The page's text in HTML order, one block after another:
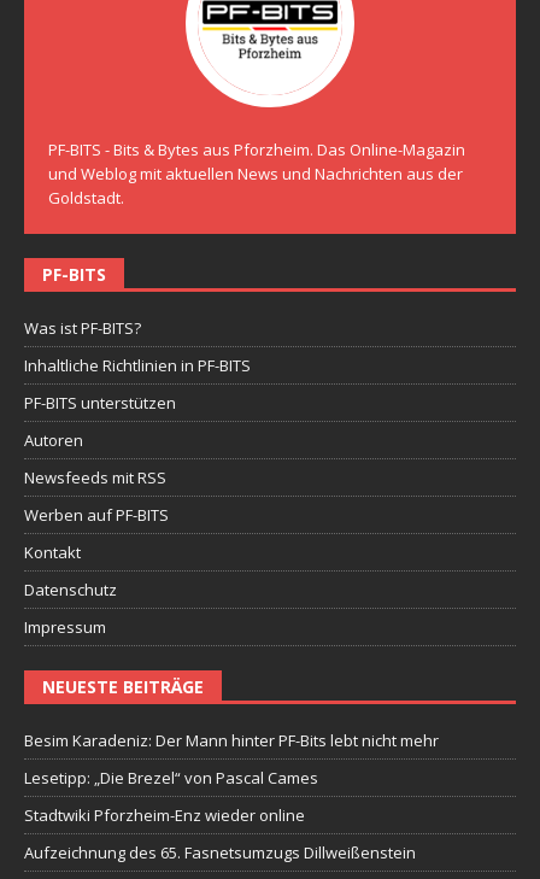
PF-BITS - Bits & Bytes aus Pforzheim. Das Online-Magazin
und Weblog mit aktuellen News und Nachrichten aus der
Goldstadt.
PF-BITS
Was ist PF-BITS?
Inhaltliche Richtlinien in PF-BITS
PF-BITS unterstützen
Autoren
Newsfeeds mit RSS
Werben auf PF-BITS
Kontakt
Datenschutz
Impressum
NEUESTE BEITRÄGE
Besim Karadeniz: Der Mann hinter PF-Bits lebt nicht mehr
Lesetipp: „Die Brezel“ von Pascal Cames
Stadtwiki Pforzheim-Enz wieder online
Aufzeichnung des 65. Fasnetsumzugs Dillweißenstein